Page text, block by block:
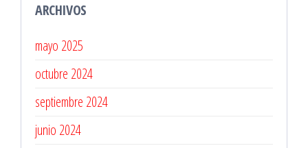
ARCHIVOS
mayo 2025
octubre 2024
septiembre 2024
junio 2024